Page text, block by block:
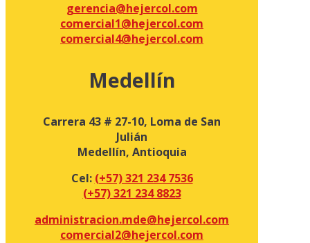
gerencia@hejercol.com
comercial1@hejercol.com
comercial4@hejercol.com
Medellín
Carrera 43 # 27-10, Loma de San
Julián
Medellín, Antioquia
Cel: (+57) 321 234 7536
(+57) 321 234 8823
administracion.mde@hejercol.com
comercial2@hejercol.com